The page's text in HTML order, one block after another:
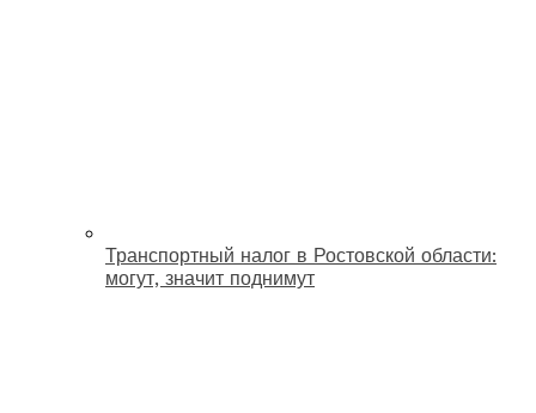
Транспортный налог в Ростовской области:
могут, значит поднимут